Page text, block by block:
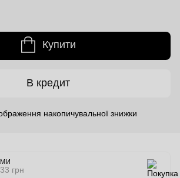
Купити
В кредит
накопичувальної знижки
грн